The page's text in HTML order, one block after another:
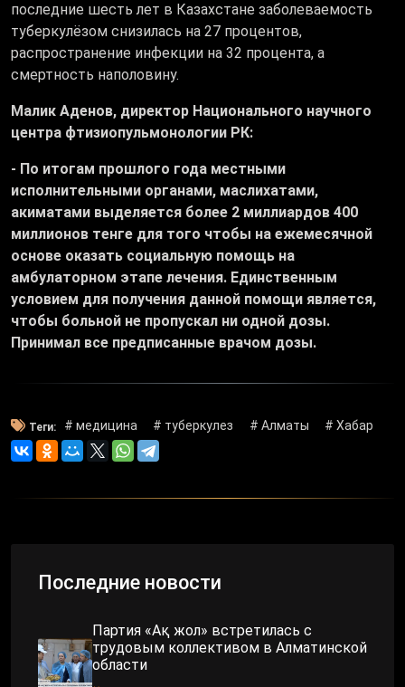
последние шесть лет в Казахстане заболеваемость
туберкулёзом снизилась на 27 процентов,
распространение инфекции на 32 процента, а
смертность наполовину.
Малик Аденов, директор Национального научного
центра фтизиопульмонологии РК:
- По итогам прошлого года местными
исполнительными органами, маслихатами,
акиматами выделяется более 2 миллиардов 400
миллионов тенге для того чтобы на ежемесячной
основе оказать социальную помощь на
амбулаторном этапе лечения. Единственным
условием для получения данной помощи является,
чтобы больной не пропускал ни одной дозы.
Принимал все предписанные врачом дозы.
Теги: # медицина # туберкулез # Алматы # Хабар
Последние новости
Партия «Ақ жол» встретилась с
трудовым коллективом в Алматинской
области